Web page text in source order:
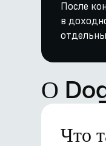
После
в
О
Что